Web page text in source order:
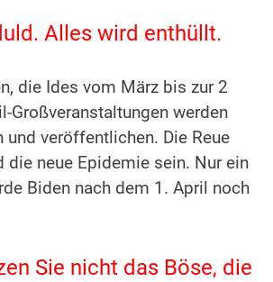
Alles wird enthüllt.
die Ides vom März bis zur 2
Großveranstaltungen werden
und veröffentlichen. Die Reue
die neue Epidemie sein. Nur ein
Biden nach dem 1. April noch
Sie nicht das Böse, die